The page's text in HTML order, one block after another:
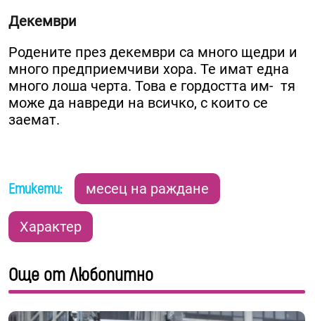
Декември
Родените през декември са много щедри и
много предприемчиви хора. Те имат една
много лоша черта. Това е гордостта им- тя
може да навреди на всичко, с които се
заемат.
Етикети: месец на раждане
Характер
Още от Любопитно